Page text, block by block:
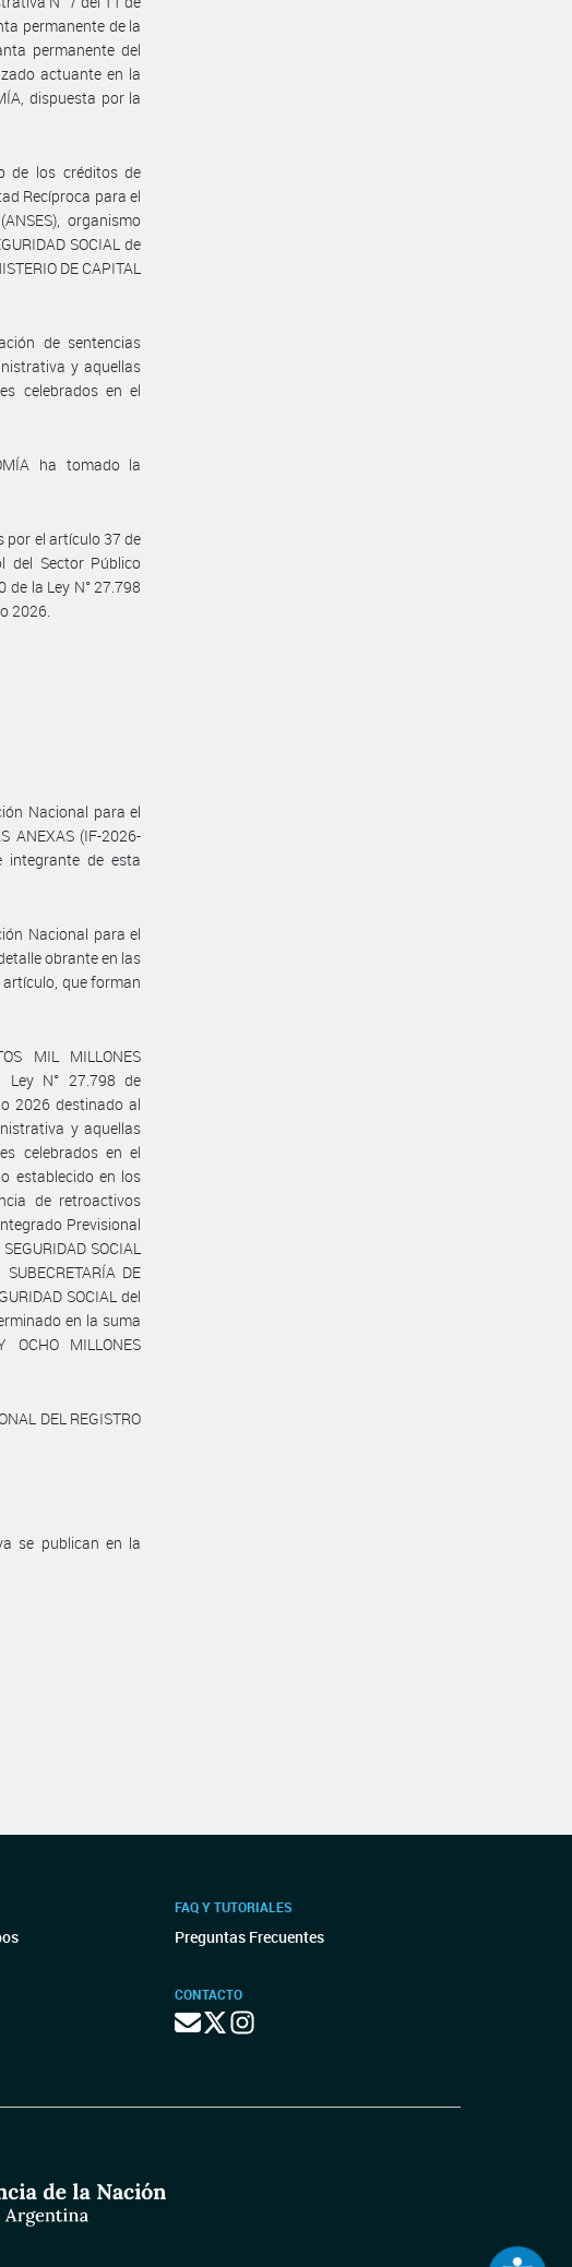
permanente de la
permanente del
actuante en la
dispuesta por la
de los créditos de
Recíproca para el
organismo
SOCIAL de
DE CAPITAL
de sentencias
y aquellas
celebrados en el
ha tomado la
por el artículo 37 de
del Sector Público
la Ley N° 27.798
2026.
Nacional para el
ANEXAS (IF-2026-
integrante de esta
Nacional para el
obrante en las
artículo, que forman
MIL MILLONES
Ley N° 27.798 de
2026 destinado al
y aquellas
celebrados en el
establecido en los
de retroactivos
Previsional
SOCIAL
DE
SOCIAL del
en la suma
OCHO MILLONES
DEL REGISTRO
se publican en la
FAQ Y TUTORIALES
Preguntas Frecuentes
CONTACTO